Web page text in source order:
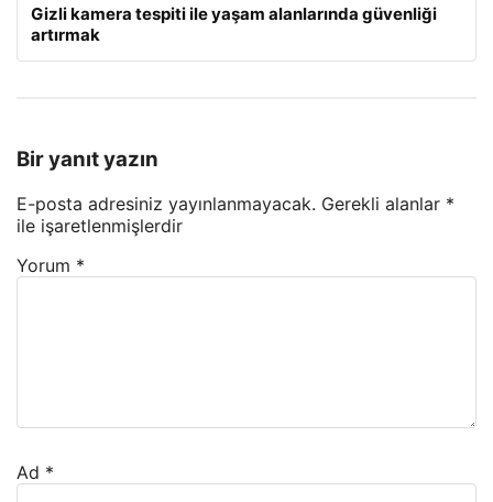
Gizli kamera tespiti ile yaşam alanlarında güvenliği
artırmak
Bir yanıt yazın
E-posta adresiniz yayınlanmayacak. Gerekli alanlar *
ile işaretlenmişlerdir
Yorum *
Ad *